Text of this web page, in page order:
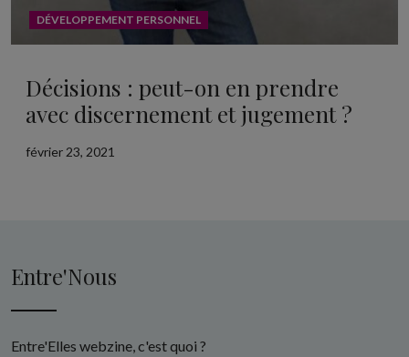
DÉVELOPPEMENT PERSONNEL
Décisions : peut-on en prendre
avec discernement et jugement ?
février 23, 2021
Entre'Nous
Entre'Elles webzine, c'est quoi ?